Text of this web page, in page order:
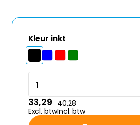
Kleur inkt
33,29
Excl. btw
40,28
Incl. btw